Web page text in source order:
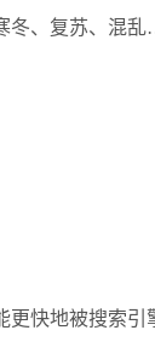
冬、复苏、混
更快地被搜索引